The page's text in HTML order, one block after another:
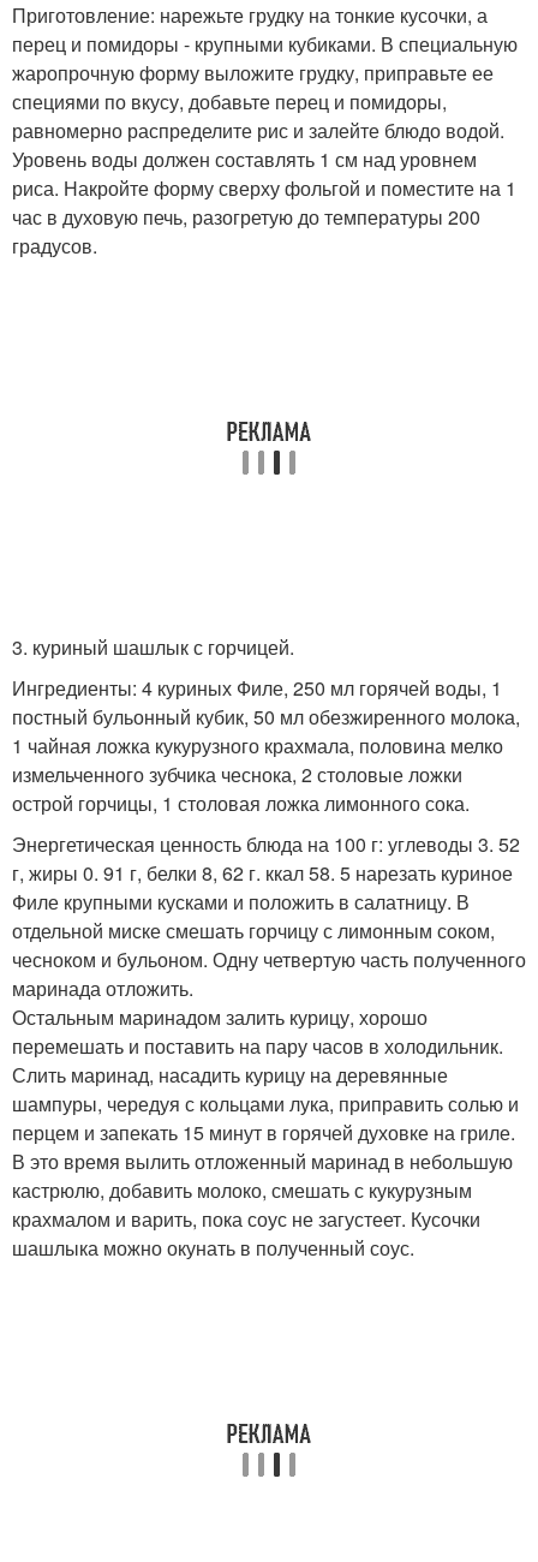
Приготовление: нарежьте грудку на тонкие кусочки, а
перец и помидоры - крупными кубиками. В специальную
жаропрочную форму выложите грудку, приправьте ее
специями по вкусу, добавьте перец и помидоры,
равномерно распределите рис и залейте блюдо водой.
Уровень воды должен составлять 1 см над уровнем
риса. Накройте форму сверху фольгой и поместите на 1
час в духовую печь, разогретую до температуры 200
градусов.
3. куриный шашлык с горчицей.
Ингредиенты: 4 куриных Филе, 250 мл горячей воды, 1
постный бульонный кубик, 50 мл обезжиренного молока,
1 чайная ложка кукурузного крахмала, половина мелко
измельченного зубчика чеснока, 2 столовые ложки
острой горчицы, 1 столовая ложка лимонного сока.
Энергетическая ценность блюда на 100 г: углеводы 3. 52
г, жиры 0. 91 г, белки 8, 62 г. ккал 58. 5 нарезать куриное
Филе крупными кусками и положить в салатницу. В
отдельной миске смешать горчицу с лимонным соком,
чесноком и бульоном. Одну четвертую часть полученного
маринада отложить.
Остальным маринадом залить курицу, хорошо
перемешать и поставить на пару часов в холодильник.
Слить маринад, насадить курицу на деревянные
шампуры, чередуя с кольцами лука, приправить солью и
перцем и запекать 15 минут в горячей духовке на гриле.
В это время вылить отложенный маринад в небольшую
кастрюлю, добавить молоко, смешать с кукурузным
крахмалом и варить, пока соус не загустеет. Кусочки
шашлыка можно окунать в полученный соус.